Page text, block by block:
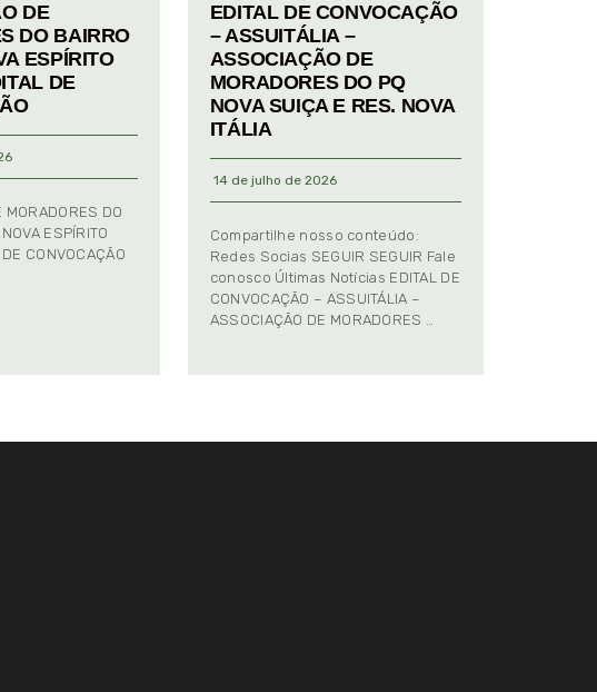
DE
DO BAIRRO
ESPÍRITO
DE
MORADORES DO
ESPÍRITO
CONVOCAÇÃO
EDITAL DE CONVOCAÇÃO
– ASSUITÁLIA –
ASSOCIAÇÃO DE
MORADORES DO PQ
NOVA SUIÇA E RES. NOVA
ITÁLIA
14 de julho de 2026
Compartilhe nosso conteúdo:
Redes Socias SEGUIR SEGUIR Fale
conosco Últimas Notícias EDITAL DE
CONVOCAÇÃO – ASSUITÁLIA –
ASSOCIAÇÃO DE MORADORES …